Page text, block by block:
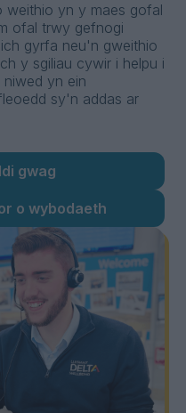
weithio yn y maes gofal
ofal trwy gefnogi
gyrfa neu'n gweithio
y sgiliau cywir i helpu i
yn ein
sy'n addas ar
gwag
o wybodaeth